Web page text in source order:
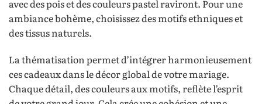
avec des pois et des couleurs pastel raviront. Pour une
ambiance bohème, choisissez des motifs ethniques et
des tissus naturels.
La thématisation permet d’intégrer harmonieusement
ces cadeaux dans le décor global de votre mariage.
Chaque détail, des couleurs aux motifs, reflète l’esprit